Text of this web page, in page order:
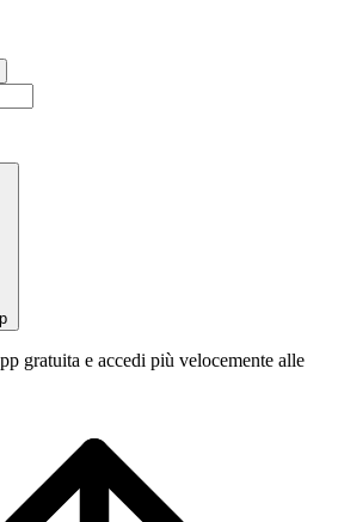
gratuita e accedi più velocemente alle